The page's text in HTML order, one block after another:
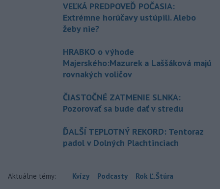
VEĽKÁ PREDPOVEĎ POČASIA:
Extrémne horúčavy ustúpili. Alebo
žeby nie?
HRABKO o výhode
Majerského:Mazurek a Laššáková majú
rovnakých voličov
ČIASTOČNÉ ZATMENIE SLNKA:
Pozorovať sa bude dať v stredu
ĎALŠÍ TEPLOTNÝ REKORD: Tentoraz
padol v Dolných Plachtinciach
Aktuálne témy: Kvízy Podcasty Rok Ľ.Štúra